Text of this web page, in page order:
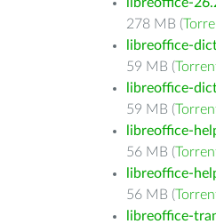
278 MB (
libreoffice-
59 MB (
libreoffice-
59 MB (
libreoffice-
56 MB (
libreoffice-
56 MB (
libreoffice-